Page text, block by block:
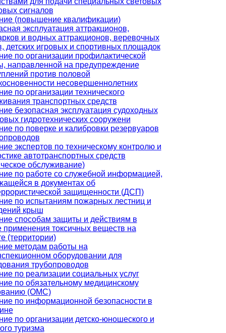
сигналов
(повышение квалификации)
эксплуатация аттракционов,
и водных аттракционов, веревочных
детских игровых и спортивных площадок
по организации профилактической
направленной на предупреждение
против половой
несовершеннолетних
по организации технического
транспортных средств
безопасная эксплуатация судоходных
гидротехнических сооружени
по поверке и калибровки резервуаров
экспертов по техническому контролю и
автотранспортных средств
обслуживание)
по работе со служебной информацией,
в документах об
защищенности (ДСП)
по испытаниям пожарных лестниц и
крыш
способам защиты и действиям в
применения токсичных веществ на
(территории)
методам работы на
оборудовании для
трубопроводов
по реализации социальных услуг
по обязательному медицинскому
(ОМС)
по информационной безопасности в
по организации детско-юношеского и
туризма